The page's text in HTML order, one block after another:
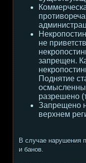
не
запрещен.
Поднятие
разрешено
Запрещено
верхнем
В случае нарушения
и банов.